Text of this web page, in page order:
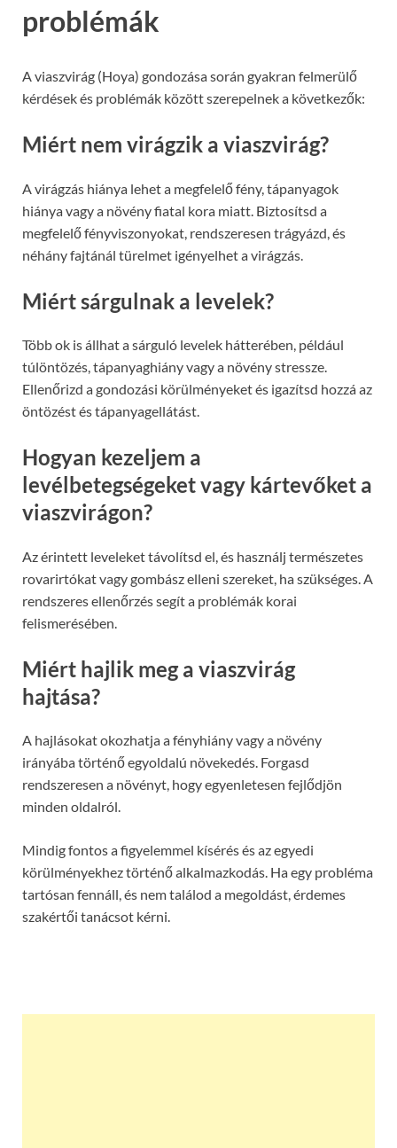
problémák
A viaszvirág (Hoya) gondozása során gyakran felmerülő
kérdések és problémák között szerepelnek a következők:
Miért nem virágzik a viaszvirág?
A virágzás hiánya lehet a megfelelő fény, tápanyagok
hiánya vagy a növény fiatal kora miatt. Biztosítsd a
megfelelő fényviszonyokat, rendszeresen trágyázd, és
néhány fajtánál türelmet igényelhet a virágzás.
Miért sárgulnak a levelek?
Több ok is állhat a sárguló levelek hátterében, például
túlöntözés, tápanyaghiány vagy a növény stressze.
Ellenőrizd a gondozási körülményeket és igazítsd hozzá az
öntözést és tápanyagellátást.
Hogyan kezeljem a
levélbetegségeket vagy kártevőket a
viaszvirágon?
Az érintett leveleket távolítsd el, és használj természetes
rovarirtókat vagy gombász elleni szereket, ha szükséges. A
rendszeres ellenőrzés segít a problémák korai
felismerésében.
Miért hajlik meg a viaszvirág
hajtása?
A hajlásokat okozhatja a fényhiány vagy a növény
irányába történő egyoldalú növekedés. Forgasd
rendszeresen a növényt, hogy egyenletesen fejlődjön
minden oldalról.
Mindig fontos a figyelemmel kísérés és az egyedi
körülményekhez történő alkalmazkodás. Ha egy probléma
tartósan fennáll, és nem találod a megoldást, érdemes
szakértői tanácsot kérni.